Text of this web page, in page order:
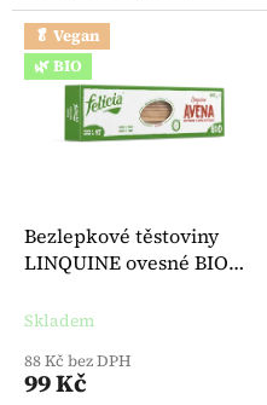
🥬 Vegan
🌿 BIO
Bezlepkové těstoviny
LINQUINE ovesné BIO
Skladem
88 Kč bez DPH
99 Kč